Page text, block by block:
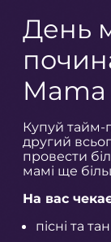
День
Mama
Купуй тайм-
другий
провести
мамі ще
На вас
пісні та